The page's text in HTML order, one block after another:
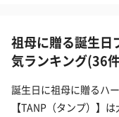
祖母に贈る誕生日
気ランキング(36
誕生日に祖母に贈るハ
【TANP（タンプ）】